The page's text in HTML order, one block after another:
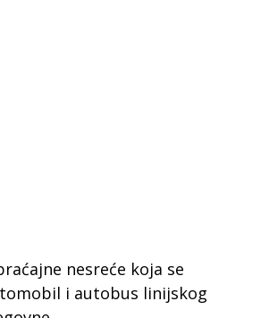
nesreće koja se
i autobus linijskog